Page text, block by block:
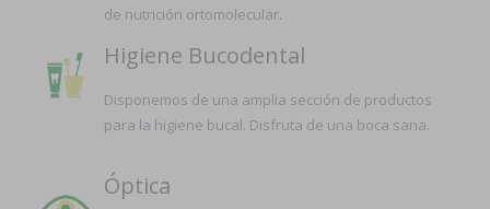
de nutrición ortomolecular.
Higiene Bucodental
Disponemos de una amplia sección de productos
para la higiene bucal. Disfruta de una boca sana.
Óptica